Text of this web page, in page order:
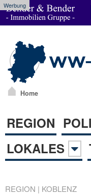
Werbung
Home
REGION
LOKALES
REGION | KOBLENZ